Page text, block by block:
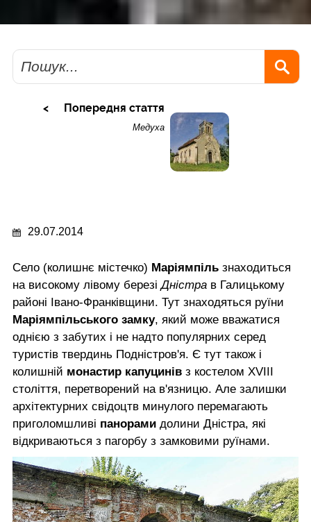
Пошук
Попередня стаття
Медуха
29.07.2014
Село (колишнє містечко) Маріямпіль знаходиться
на високому лівому березіДністра в Галицькому
районі Івано-Франківщини. Тут знаходяться руїни
Маріямпільського замку, який може вважатися
однією з забутих і не надто популярних серед
туристів твердинь Подністров'я. Є тут також і
колишній монастир капуцинів з костелом XVIII
століття, перетворений на в'язницю. Але залишки
архітектурних свідоцтв минулого перемагають
приголомшливі панорами долини Дністра, які
відкриваються з пагорбу з замковими руїнами.